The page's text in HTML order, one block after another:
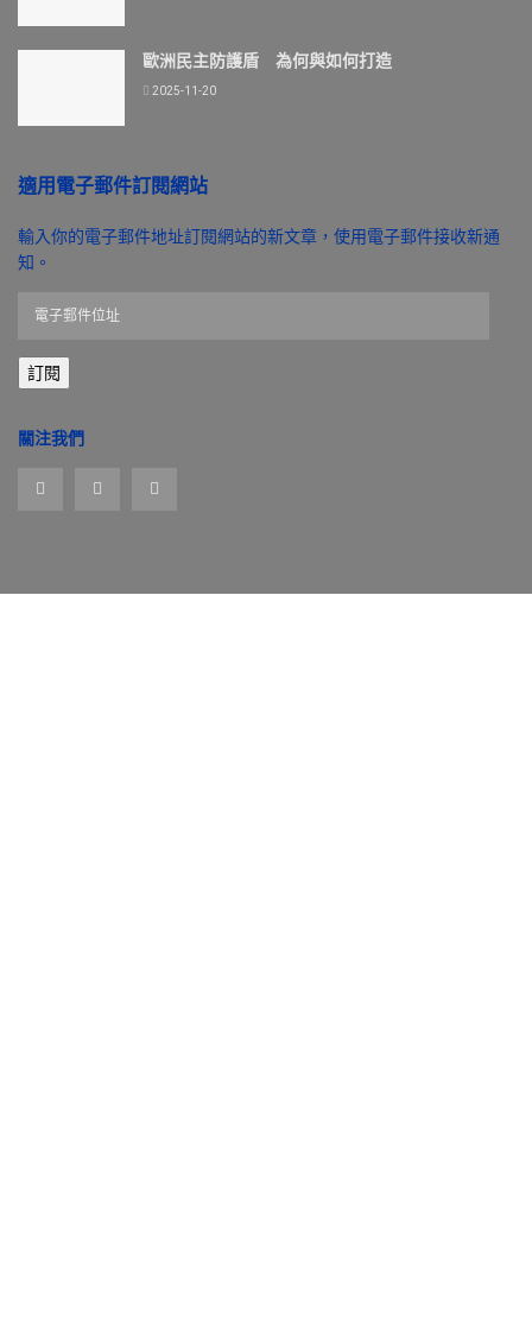
歐洲民主防護盾 為何與如何打造
2025-11-20
適用電子郵件訂閱網站
輸入你的電子郵件地址訂閱網站的新文章，使用電子郵件接收新通
知。
郵
件
址
訂閱
關注我們